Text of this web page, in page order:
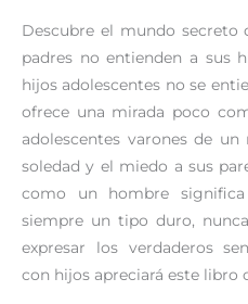
Descubre el mundo secreto
padres no entienden a sus
hijos adolescentes no se
ofrece una mirada poco
adolescentes varones de
soledad y el miedo a sus
como un hombre
siempre un tipo duro,
expresar los verdaderos
con hijos apreciará este libro